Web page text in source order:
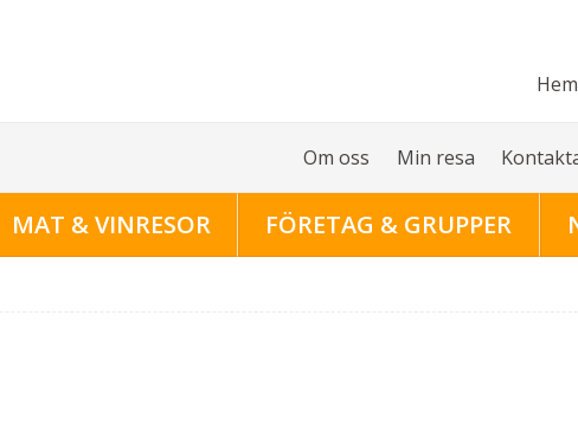
Hem
Om oss Min resa
MAT & VINRESOR FÖRETAG & GRUPPER